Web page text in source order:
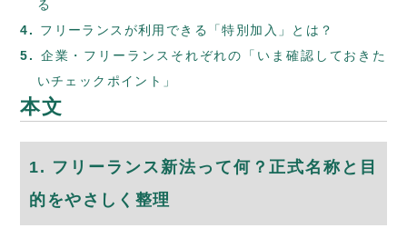
る
フリーランスが利用できる「特別加入」とは？
企業・フリーランスそれぞれの「いま確認しておきた
いチェックポイント」
本文
1. フリーランス新法って何？正式名称と目
的をやさしく整理